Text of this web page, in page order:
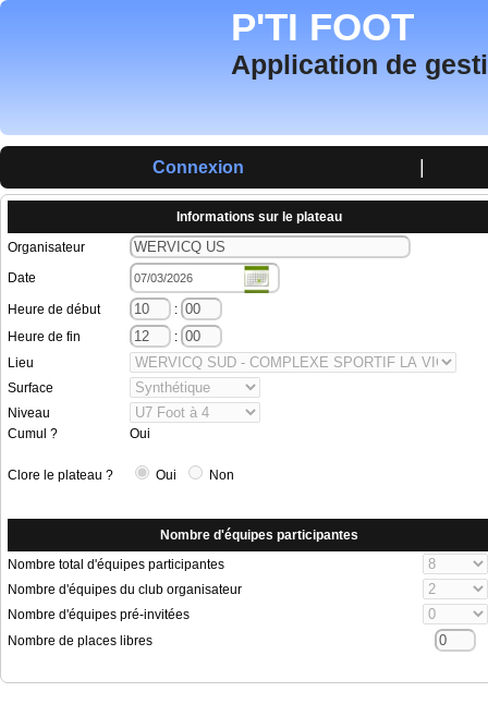
P'TI FOOT
Application de
Connexion
Informations sur le plateau
Organisateur
Date
Heure de début
:
Heure de fin
:
Lieu
Surface
Niveau
Cumul ?
Oui
Clore le plateau ? Oui Non
Nombre d'équipes participantes
Nombre total d'équipes participantes
Nombre d'équipes du club organisateur
Nombre d'équipes pré-invitées
Nombre de places libres